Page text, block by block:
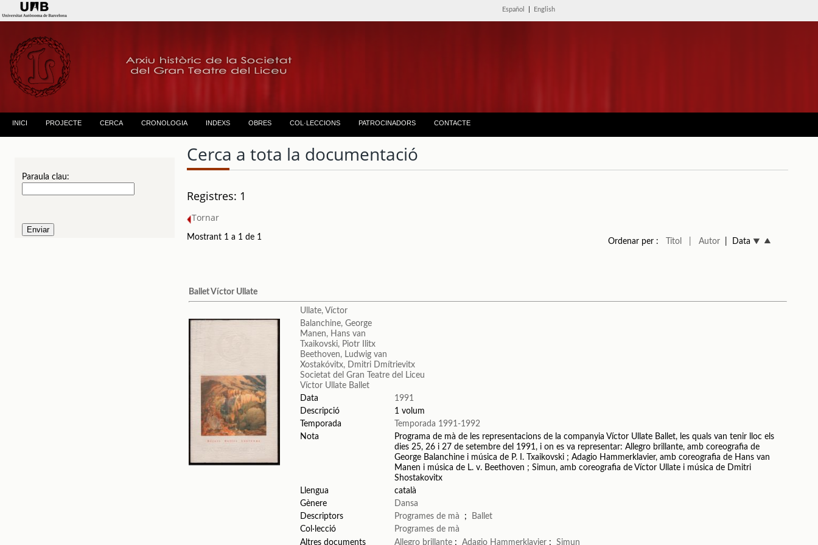
Español English
INICI PROJECTE CERCA CRONOLOGIA INDEXS OBRES COL·LECCIONS PATROCINADORS CONTACTE
Paraula clau:
Cerca a tota la documentació
Registres: 1
Tornar
Mostrant 1 a 1 de 1 Ordenar per : Títol | Autor| Data
Ballet Víctor Ullate
Ullate, Víctor
Balanchine, George
Manen, Hans van
Txaikovski, Piotr Ilitx
Beethoven, Ludwig van
Xostakóvitx, Dmitri Dmítrievitx
Societat del Gran Teatre del Liceu
Víctor Ullate Ballet
Data
1991
Descripció
1 volum
Temporada
Temporada 1991-1992
Nota
Programa de mà de les representacions de la companyia Víctor Ullate Ballet, les quals van tenir lloc els
dies 25, 26 i 27 de setembre del 1991, i on es va representar: Allegro brillante, amb coreografia de
George Balanchine i música de P. I. Txaikovski ; Adagio Hammerklavier, amb coreografia de Hans van
Manen i música de L. v. Beethoven ; Simun, amb coreografia de Víctor Ullate i música de Dmitri
Shostakovitx
Llengua
català
Gènere
Dansa
Descriptors
Programes de mà ;
Ballet
Col·lecció
Programes de mà
Altres documents
Allegro brillante ;Adagio Hammerklavier ;Simun